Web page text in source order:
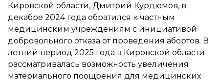
Кировской области, Дмитрий Курдюмов, в
декабре 2024 года обратился к частным
медицинским учреждениям с инициативой
добровольного отказа от проведения абортов. В
летний период 2025 года в Кировской области
рассматривалась возможность увеличения
материального поощрения для медицинских